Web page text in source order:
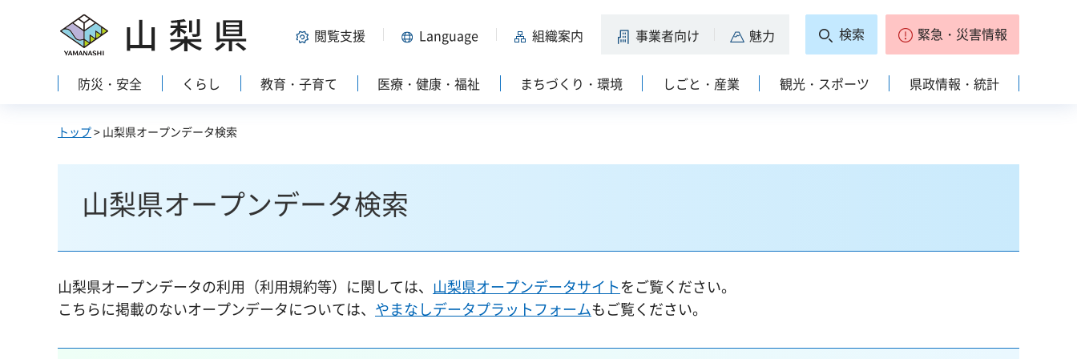
山梨県 閲覧支援 Language 組織案内 事業者向け 魅力 検索 緊急・災害情報
防災・安全 くらし 教育・子育て 医療・健康・福祉 まちづくり・環境 しごと・産業 観光・スポーツ 県政情報・統計
トップ> 山梨県オープンデータ検索
山梨県オープンデータ検索
山梨県オープンデータの利用（利用規約等）に関しては、 山梨県オープンデータサイトをご覧ください。
こちらに掲載のないオープンデータについては、 やまなしデータプラットフォームもご覧ください。